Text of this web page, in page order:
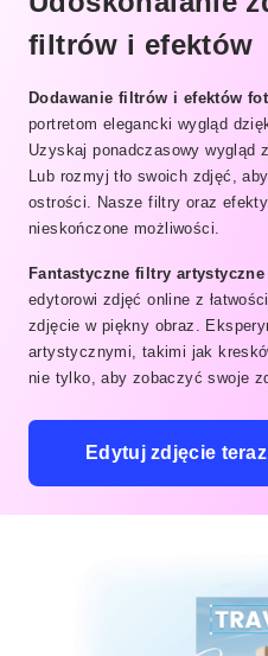
filtrów i efektów
Dodawanie filtrów i efektów
portretom elegancki wygląd
Uzyskaj ponadczasowy wygląd
Lub rozmyj tło swoich zdjęć,
ostrości. Nasze filtry oraz
nieskończone możliwości.
Fantastyczne filtry artystyczne
edytorowi zdjęć online z
zdjęcie w piękny obraz.
artystycznymi, takimi jak
nie tylko, aby zobaczyć swoje
Edytuj zdjęcie teraz